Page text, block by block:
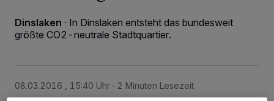
Dinslaken · In Dinslaken entsteht das bundesweit
größte CO2-neutrale Stadtquartier.
08.03.2016 , 15:40 Uhr 2 Minuten Lesezeit
verarbeiten Daten, um Ihnen Dienste bereitzustellen“ aufgeführten
Zwecke. Wenn Tracker deaktiviert sind, sind manche Inhalte und
Ihre Einstellungen gelten innerhalb unseres Website. Weitere